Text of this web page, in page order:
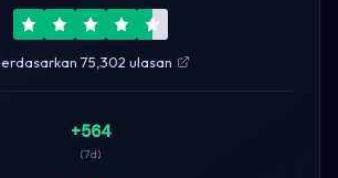
75,302 ulasan
+564
(7d)